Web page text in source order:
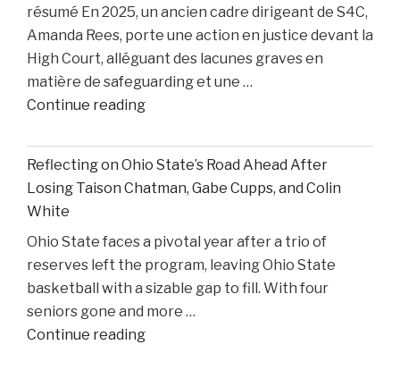
Litigation:
Insights
from
United
States
résumé En 2025, un ancien cadre dirigeant de S4C,
Amanda Rees, porte une action en justice devant la
High Court, alléguant des lacunes graves en
matière de safeguarding et une …
Continue reading"Former
Executive
Alleges
Safeguarding
in
High
Court
Proceedings"
Reflecting on Ohio State’s Road Ahead After
Losing Taison Chatman, Gabe Cupps, and Colin
White
Ohio State faces a pivotal year after a trio of
reserves left the program, leaving Ohio State
basketball with a sizable gap to fill. With four
seniors gone and more …
Continue reading"Reflecting